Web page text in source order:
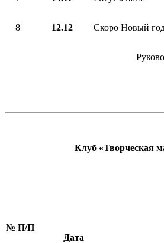
8 12.12 Скоро Новый
Клуб «Творческая
№ П/П
Дата